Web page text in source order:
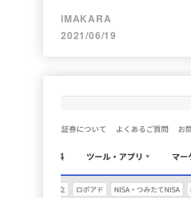
IMAKARA
2021/06/19